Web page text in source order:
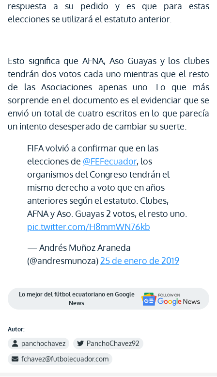
respuesta a su pedido y es que para estas
elecciones se utilizará el estatuto anterior.
Esto significa que AFNA, Aso Guayas y los clubes
tendrán dos votos cada uno mientras que el resto
de las Asociaciones apenas uno. Lo que más
sorprende en el documento es el evidenciar que se
envió un total de cuatro escritos en lo que parecía
un intento desesperado de cambiar su suerte.
FIFA volvió a confirmar que en las
elecciones de @FEFecuador, los
organismos del Congreso tendrán el
mismo derecho a voto que en años
anteriores según el estatuto. Clubes,
AFNA y Aso. Guayas 2 votos, el resto uno.
pic.twitter.com/H8mmWN76kb
— Andrés Muñoz Araneda
(@andresmunoza)25 de enero de 2019
Lo mejor del fútbol ecuatoriano en Google
News
Autor:
panchochavez
PanchoChavez92
fchavez@futbolecuador.com